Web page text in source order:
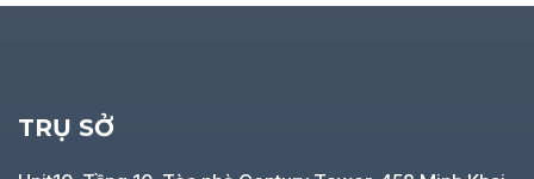
TRỤ SỞ